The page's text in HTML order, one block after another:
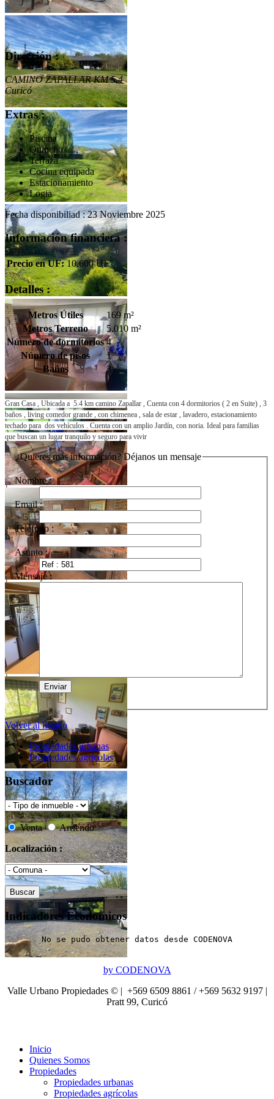
Dirección :
CAMINO ZAPALLAR KM 5.4
Curicó
Extras :
Piscina
Quincho
Terraza
Cocina equipada
Estacionamiento
Logia
Fecha disponibiliad : 23 Noviembre 2025
Información financiera :
Precio en UF: 10.600 UF
Detalles :
Metros Útiles
169 m²
Metros Terreno
5.010 m²
Número de dormitorios 4
Número de pisos
1
Baños
3
Tweet
Gran Casa , Ubicada a 5.4 km camino Zapallar , Cuenta con 4 dormitorios ( 2 en Suite) , 3
baños , living comedor grande , con chimenea , sala de estar , lavadero, estacionamiento
techado para dos vehículos . Cuenta con un amplio Jardín, con noria. Ideal para familias
que buscan un lugar tranquilo y seguro para vivir
¿Quieres más información? Déjanos un mensaje
Nombre :
Email :
Teléfono :
Asunto :
Mensaje :
Volver al listado
Propiedades urbanas
Propiedades agrícolas
Buscador
Venta
Arriendo
Localización :
Indicadores Economicos
No se pudo obtener datos desde CODENOVA
by CODENOVA
Valle Urbano Propiedades © | +569 6509 8861 / +569 5632 9197 |
Pratt 99, Curicó
Inicio
Quienes Somos
Propiedades
Propiedades urbanas
Propiedades agrícolas